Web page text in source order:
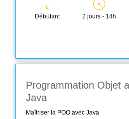
Débutant 2 jours - 14h
Programmation Objet
Java
Maîtriser la POO avec Java